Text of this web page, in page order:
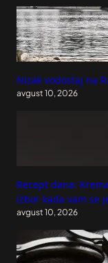
Nizak vodostaj na
avgust 10, 2026
Recept dana:
izbor kada vam se
avgust 10, 2026